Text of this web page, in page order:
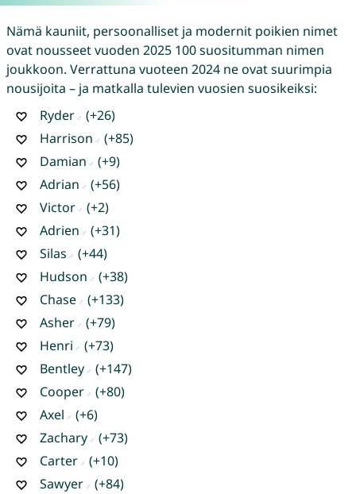
Nämä kauniit, persoonalliset ja modernit poikien nimet
ovat nousseet vuoden 2025 100 suositumman nimen
joukkoon. Verrattuna vuoteen 2024 ne ovat suurimpia
nousijoita – ja matkalla tulevien vuosien suosikeiksi:
Ryder
(+26)
Harrison
(+85)
Damian
(+9)
Adrian
(+56)
Victor
(+2)
Adrien
(+31)
Silas
(+44)
Hudson
(+38)
Chase
(+133)
Asher
(+79)
Henri
(+73)
Bentley
(+147)
Cooper
(+80)
Axel
(+6)
Zachary
(+73)
Carter
(+10)
Sawyer
(+84)